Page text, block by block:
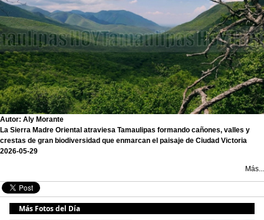
Autor: Aly Morante
La Sierra Madre Oriental atraviesa Tamaulipas formando cañones, valles y
crestas de gran biodiversidad que enmarcan el paisaje de Ciudad Victoria
2026-05-29
Más...
Más Fotos del Día